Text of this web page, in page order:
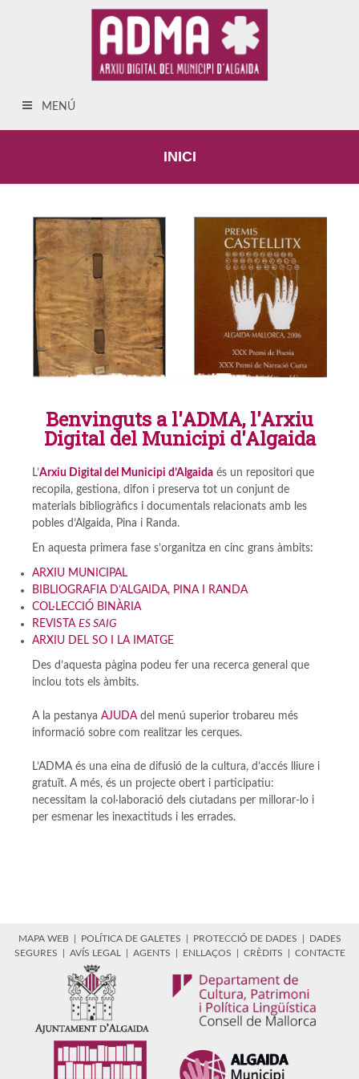
MENÚ
INICI
Benvinguts a l'ADMA, l'Arxiu
Digital del Municipi d'Algaida
L’Arxiu Digital del Municipi d’Algaida és un repositori que
recopila, gestiona, difon i preserva tot un conjunt de
materials bibliogràfics i documentals relacionats amb les
pobles d’Algaida, Pina i Randa.
En aquesta primera fase s’organitza en cinc grans àmbits:
ARXIU MUNICIPAL
BIBLIOGRAFIA D’ALGAIDA, PINA I RANDA
COL·LECCIÓ BINÀRIA
REVISTA ES SAIG
ARXIU DEL SO I LA IMATGE
Des d’aquesta pàgina podeu fer una recerca general que
inclou tots els àmbits.
A la pestanya AJUDAdel menú superior trobareu més
informació sobre com realitzar les cerques.
L’ADMA és una eina de difusió de la cultura, d’accés lliure i
gratuït. A més, és un projecte obert i participatiu:
necessitam la col·laboració dels ciutadans per millorar-lo i
per esmenar les inexactituds i les errades.
MAPA WEB POLÍTICA DE GALETES PROTECCIÓ DE DADES
DADES
SEGURES
AVÍS LEGAL AGENTS ENLLAÇOS CRÈDITS CONTACTE